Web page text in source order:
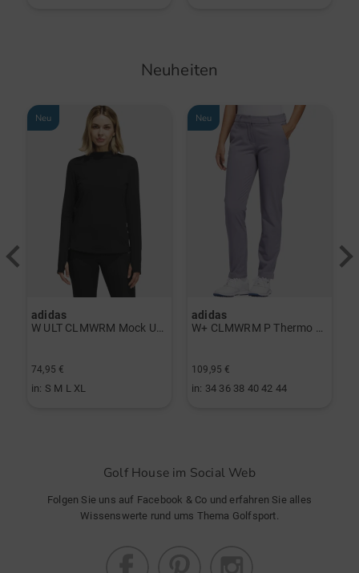
Neuheiten
Neu
adidas
74,95 €
in: S M L XL
Neu
adidas
109,95 €
in: 34 36 38 40 42 44
Golf House im Social Web
Folgen Sie uns auf Facebook & Co und erfahren Sie alles
Wissenswerte rund ums Thema Golfsport.